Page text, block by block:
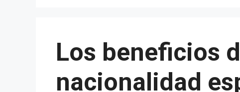
Los beneficios
nacionalidad